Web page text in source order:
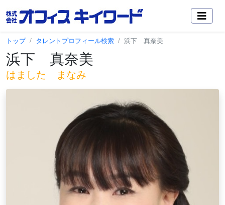
トップ タレントプロフィール検索 浜下 真奈美
浜下 真奈美
はました まなみ